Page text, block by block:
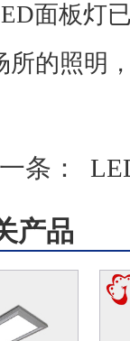
面板灯
所的照明
一条：
产品